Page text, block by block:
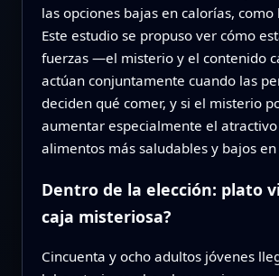
las opciones bajas en calorías, como
Este estudio se propuso ver cómo
fuerzas —el misterio y el contenido
actúan conjuntamente cuando las
deciden qué comer, y si el misterio
aumentar especialmente el
alimentos más saludables y bajos
Dentro de la elección: plato
caja misteriosa?
Cincuenta y ocho adultos jóvenes